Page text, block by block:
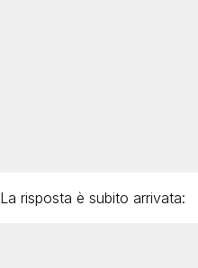
La risposta è subito arrivata: